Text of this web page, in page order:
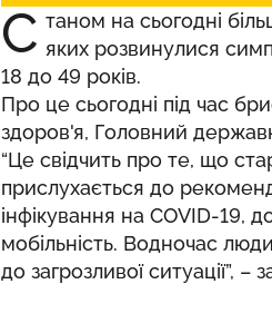
С таном на сьогодні
яких розвинулися
18 до 49 років.
Про це сьогодні під час
здоров'я, Головний
“Це свідчить про те, що
прислухається до
інфікування на COVID-19,
мобільність. Водночас
до загрозливої ситуації”, –